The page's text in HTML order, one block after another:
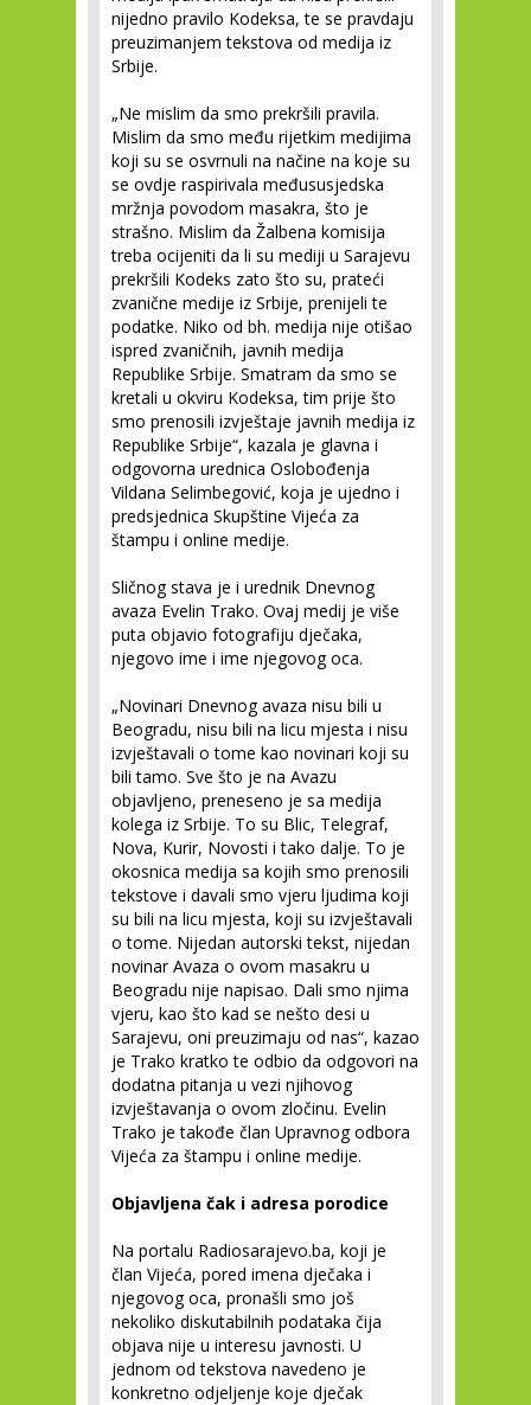
nijedno pravilo Kodeksa, te se pravdaju
preuzimanjem tekstova od medija iz
Srbije.
„Ne mislim da smo prekršili pravila.
Mislim da smo među rijetkim medijima
koji su se osvrnuli na načine na koje su
se ovdje raspirivala međususjedska
mržnja povodom masakra, što je
strašno. Mislim da Žalbena komisija
treba ocijeniti da li su mediji u Sarajevu
prekršili Kodeks zato što su, prateći
zvanične medije iz Srbije, prenijeli te
podatke. Niko od bh. medija nije otišao
ispred zvaničnih, javnih medija
Republike Srbije. Smatram da smo se
kretali u okviru Kodeksa, tim prije što
smo prenosili izvještaje javnih medija iz
Republike Srbije“, kazala je glavna i
odgovorna urednica Oslobođenja
Vildana Selimbegović, koja je ujedno i
predsjednica Skupštine Vijeća za
štampu i online medije.
Sličnog stava je i urednik Dnevnog
avaza Evelin Trako. Ovaj medij je više
puta objavio fotografiju dječaka,
njegovo ime i ime njegovog oca.
„Novinari Dnevnog avaza nisu bili u
Beogradu, nisu bili na licu mjesta i nisu
izvještavali o tome kao novinari koji su
bili tamo. Sve što je na Avazu
objavljeno, preneseno je sa medija
kolega iz Srbije. To su Blic, Telegraf,
Nova, Kurir, Novosti i tako dalje. To je
okosnica medija sa kojih smo prenosili
tekstove i davali smo vjeru ljudima koji
su bili na licu mjesta, koji su izvještavali
o tome. Nijedan autorski tekst, nijedan
novinar Avaza o ovom masakru u
Beogradu nije napisao. Dali smo njima
vjeru, kao što kad se nešto desi u
Sarajevu, oni preuzimaju od nas“, kazao
je Trako kratko te odbio da odgovori na
dodatna pitanja u vezi njihovog
izvještavanja o ovom zločinu. Evelin
Trako je takođe član Upravnog odbora
Vijeća za štampu i online medije.
Objavljena čak i adresa porodice
Na portalu Radiosarajevo.ba, koji je
član Vijeća, pored imena dječaka i
njegovog oca, pronašli smo još
nekoliko diskutabilnih podataka čija
objava nije u interesu javnosti. U
jednom od tekstova navedeno je
konkretno odjeljenje koje dječak